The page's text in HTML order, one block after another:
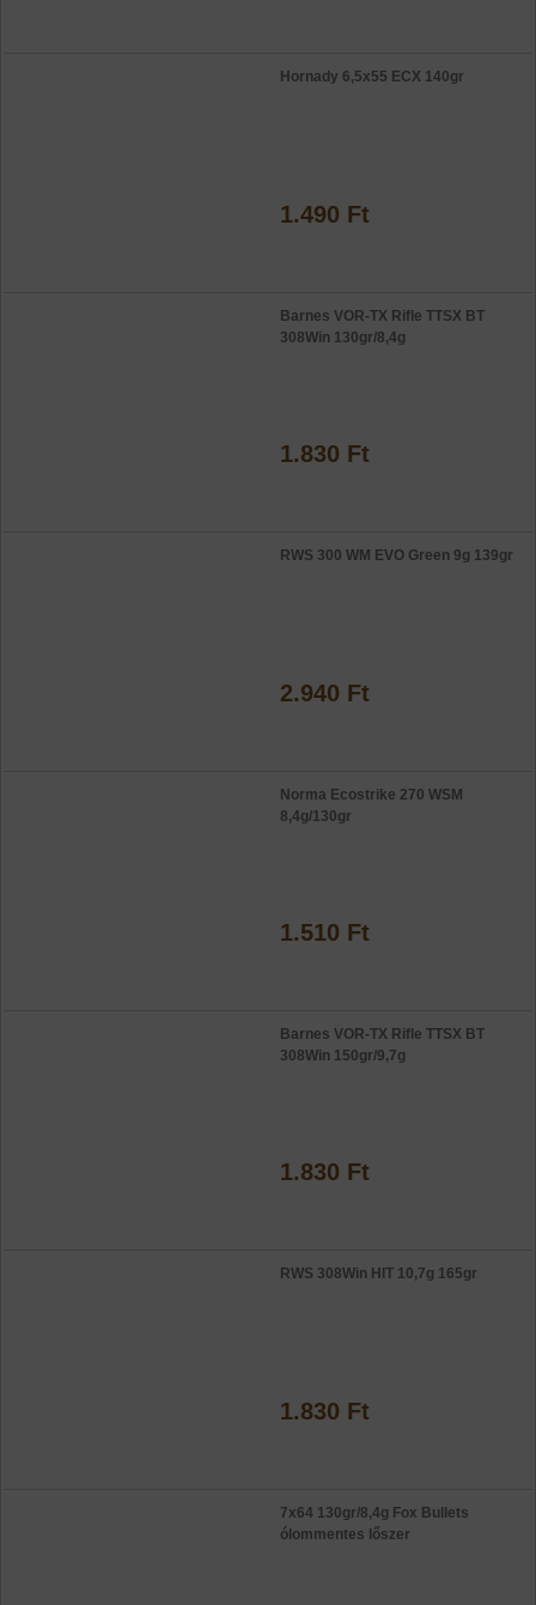
Hornady 6,5x55 ECX 140gr
1.490 Ft
Barnes VOR-TX Rifle TTSX BT
308Win 130gr/8,4g
1.830 Ft
RWS 300 WM EVO Green 9g 139gr
2.940 Ft
Norma Ecostrike 270 WSM
8,4g/130gr
1.510 Ft
Barnes VOR-TX Rifle TTSX BT
308Win 150gr/9,7g
1.830 Ft
RWS 308Win HIT 10,7g 165gr
1.830 Ft
7x64 130gr/8,4g Fox Bullets
ólommentes lőszer